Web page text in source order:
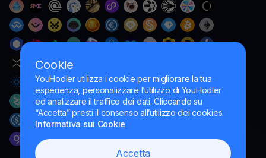
Cookie
YouHodler utilizza i cookie per migliorare la tua
esperienza, personalizzare l’utilizzo di YouHodler
ed analizzare il traffico dei dati. Cliccando su
“Accetta” presti il consenso all’utilizzo dei cookies.
Informativa sui Cookie
Accetta